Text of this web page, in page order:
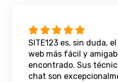
SITE123 es, sin duda,
web más fácil y
encontrado. Sus
chat son